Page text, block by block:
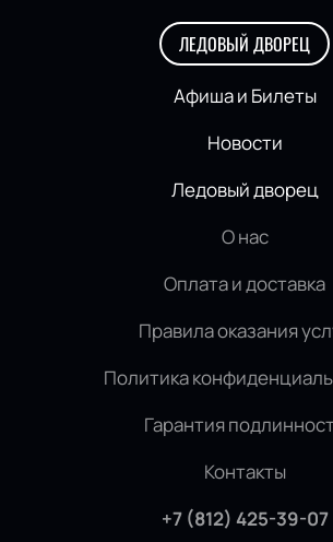
ЛЕДОВЫЙ ДВОРЕЦ
Афиша и Билеты
Новости
Ледовый дворец
О нас
Оплата и доставка
Правила оказания
Политика
Гарантия
Контакты
+7 (812) 425-39-07